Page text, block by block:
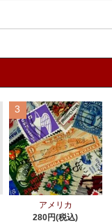
3
アメリカ
280円(税込)